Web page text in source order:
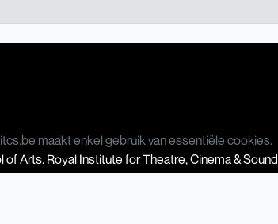
maakt enkel gebruik van essentiële cookies.
Arts. Royal Institute for Theatre, Cinema & Sound